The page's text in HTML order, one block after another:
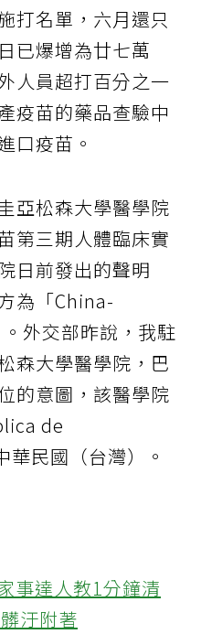
打名單，六月還只
已爆增為廿七萬
人員超打百分之一
疫苗的藥品查驗中
口疫苗。
亞松森大學醫學院
第三期人體臨床實
日前發出的聲明
為「China-
外交部昨說，我駐
森大學醫學院，巴
的意圖，該醫學院
de
民國（台灣）。
事達人教1分鐘清
汙附著